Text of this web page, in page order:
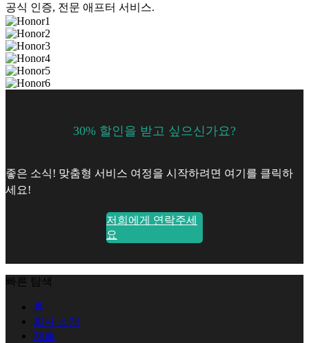
공식 인증, 전문 애프터 서비스.
30% 할인을 받고 싶으신가요?
좋은 소식! 맞춤형 서비스 여정을 시작하려면 여기를 클릭하
세요!
저희에게 연락주세
요
빠른 탐색
홈
회사 소개
제품